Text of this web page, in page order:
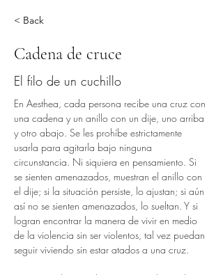
< Back
Cadena de cruce
El filo de un cuchillo
En Aesthea, cada persona recibe una cruz con
una cadena y un anillo con un dije, uno arriba
y otro abajo. Se les prohíbe estrictamente
usarla para agitarla bajo ninguna
circunstancia. Ni siquiera en pensamiento. Si
se sienten amenazados, muestran el anillo con
el dije; si la situación persiste, lo ajustan; si aún
así no se sienten amenazados, lo sueltan. Y si
logran encontrar la manera de vivir en medio
de la violencia sin ser violentos, tal vez puedan
seguir viviendo sin estar atados a una cruz.